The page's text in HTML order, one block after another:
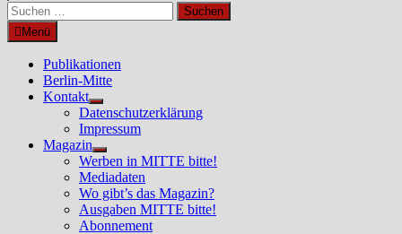
Suchen
nach:Menü
Publikationen
Berlin-Mitte
Kontakt
Untermenü
anzeigen
Datenschutzerklärung
Impressum
Magazin
Untermenü
anzeigen
Werben in MITTE bitte!
Mediadaten
Wo gibt’s das Magazin?
Ausgaben MITTE bitte!
Abonnement